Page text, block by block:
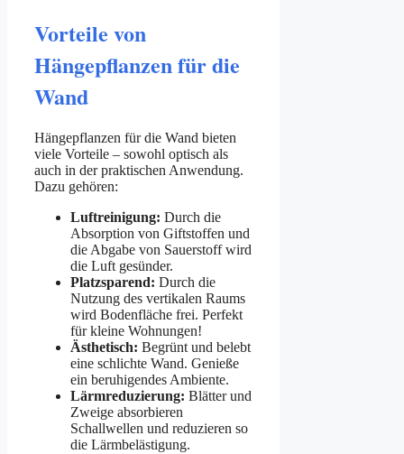
Vorteile von
Hängepflanzen für die
Wand
Hängepflanzen für die Wand bieten
viele Vorteile – sowohl optisch als
auch in der praktischen Anwendung.
Dazu gehören:
Luftreinigung: Durch die
Absorption von Giftstoffen und
die Abgabe von Sauerstoff wird
die Luft gesünder.
Platzsparend: Durch die
Nutzung des vertikalen Raums
wird Bodenfläche frei. Perfekt
für kleine Wohnungen!
Ästhetisch: Begrünt und belebt
eine schlichte Wand. Genieße
ein beruhigendes Ambiente.
Lärmreduzierung: Blätter und
Zweige absorbieren
Schallwellen und reduzieren so
die Lärmbelästigung.